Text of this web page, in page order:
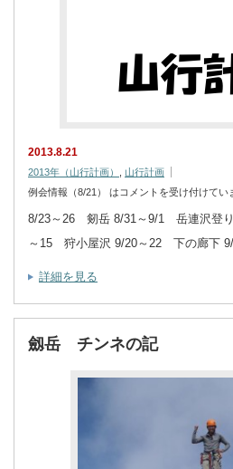
2013.8.21
2013年（山行計画） , 山行計画
例会情報（8/21） はコメントを受け付けてい
8/23～26 剱岳 8/31～9/1 岳連沢登
～15 狩小屋沢 9/20～22 下の廊下
詳細を見る
劔岳 チンネの記